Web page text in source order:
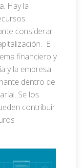
Hay la
considerar
El
financiero y
y la empresa
dentro de
Se los
contribuir